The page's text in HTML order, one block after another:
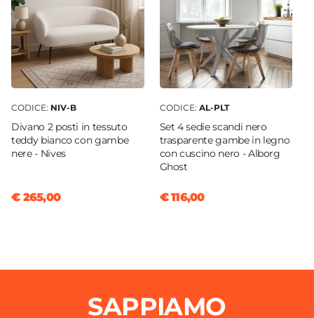
No
CODICE: NIV-B
Divano 2 posti in tessuto
teddy bianco con gambe
nere - Nives
€ 265,00
CODICE: AL-PLT
Set 4 sedie scandi nero
trasparente gambe in legno
con cuscino nero - Alborg
Ghost
€ 116,00
SAPPIAMO